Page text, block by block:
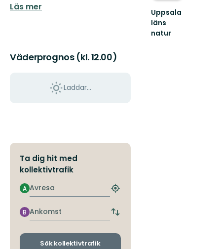
Läs mer
Väderprognos (kl. 12.00)
Laddar...
Ta dig hit med
kollektivtrafik
Avresa
A
Hitta
hållplats
Ankomst
B
Byt
och
Sök kollektivtrafik
Uppsala
läns
natur